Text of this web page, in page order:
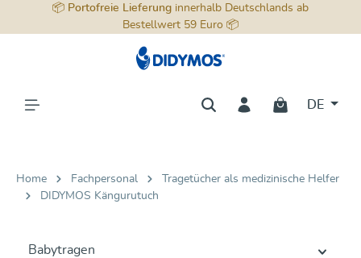
springen
📦 Portofreie Lieferung innerhalb Deutschlands ab
Bestellwert 59 Euro 📦
DE
Home Fachpersonal
Tragetücher als medizinische Helfer
DIDYMOS Kängurutuch
Babytragen